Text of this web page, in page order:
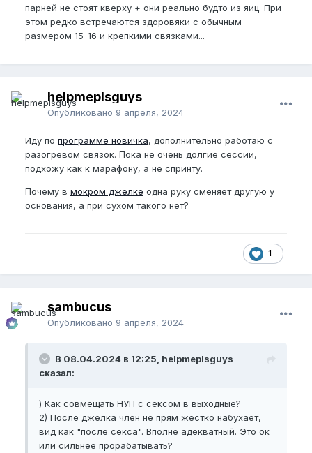
парней не стоят кверху + они реально будто из яиц. При
этом редко встречаются здоровяки с обычным
размером 15-16 и крепкими связками...
helpmeplsguys
Опубликовано 9 апреля, 2024
Иду по программе новичка, дополнительно работаю с
разогревом связок. Пока не очень долгие сессии,
подхожу как к марафону, а не спринту.
Почему в мокром джелке одна руку сменяет другую у
основания, а при сухом такого нет?
1
sambucus
Опубликовано 9 апреля, 2024
В 08.04.2024 в 12:25, helpmeplsguys
сказал:
) Как совмещать НУП с сексом в выходные?
2) После джелка член не прям жестко набухает,
вид как "после секса". Вполне адекватный. Это ок
или сильнее прорабатывать?